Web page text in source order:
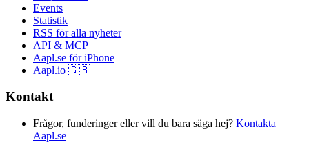
Events
Statistik
RSS för alla nyheter
API & MCP
Aapl.se för iPhone
Aapl.io 🇬🇧
Kontakt
Frågor, funderinger eller vill du bara säga hej? Kontakta
Aapl.se